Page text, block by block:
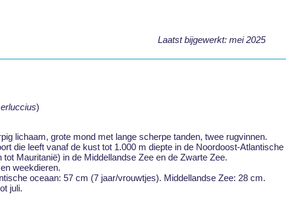
Laatst bijgewerkt: mei 2025
)
lichaam, grote mond met lange scherpe tanden, twee rugvinnen.
die leeft vanaf de kust tot 1.000 m diepte in de Noordoost-Atlantische
Mauritanië) in de Middellandse Zee en de Zwarte Zee.
weekdieren.
oceaan: 57 cm (7 jaar/vrouwtjes). Middellandse Zee: 28 cm.
juli.